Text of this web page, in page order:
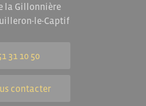
la Gillonnière
le-Captif
31 10 50
contacter